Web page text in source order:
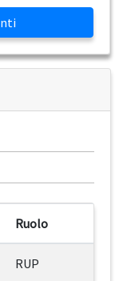
Ruolo
RUP